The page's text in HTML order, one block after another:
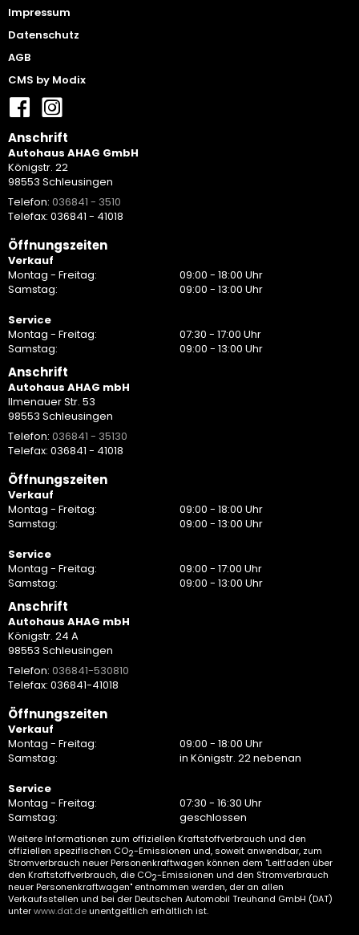
Impressum
Datenschutz
AGB
CMS by Modix
Anschrift
Autohaus AHAG GmbH
Königstr. 22
98553 Schleusingen
Telefon: 036841 - 3510
Telefax: 036841 - 41018
Öffnungszeiten
Verkauf
Montag - Freitag:
09:00 - 18:00 Uhr
Samstag:
09:00 - 13:00 Uhr
Service
Montag - Freitag:
07:30 - 17:00 Uhr
Samstag:
09:00 - 13:00 Uhr
Anschrift
Autohaus AHAG mbH
Ilmenauer Str. 53
98553 Schleusingen
Telefon: 036841 - 35130
Telefax: 036841 - 41018
Öffnungszeiten
Verkauf
Montag - Freitag:
09:00 - 18:00 Uhr
Samstag:
09:00 - 13:00 Uhr
Service
Montag - Freitag:
09:00 - 17:00 Uhr
Samstag:
09:00 - 13:00 Uhr
Anschrift
Autohaus AHAG mbH
Königstr. 24 A
98553 Schleusingen
Telefon: 036841-530810
Telefax: 036841-41018
Öffnungszeiten
Verkauf
Montag - Freitag:
09:00 - 18:00 Uhr
Samstag:
in Königstr. 22 nebenan
Service
Montag - Freitag:
07:30 - 16:30 Uhr
Samstag:
geschlossen
Weitere Informationen zum offiziellen Kraftstoffverbrauch und den
offiziellen spezifischen CO2-Emissionen und, soweit anwendbar, zum
Stromverbrauch neuer Personenkraftwagen können dem "Leitfaden über
den Kraftstoffverbrauch, die CO2-Emissionen und den Stromverbrauch
neuer Personenkraftwagen" entnommen werden, der an allen
Verkaufsstellen und bei der Deutschen Automobil Treuhand GmbH (DAT)
unterwww.dat.deunentgeltlich erhältlich ist.